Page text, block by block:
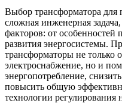
Выбор трансформатора
сложная инженерная
факторов: от особенностей
развития энергосистемы.
трансформаторы не только
электроснабжение, но и
энергопотребление,
повысить общую
технологии регулирования